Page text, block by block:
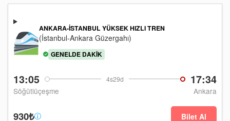
13:05 4s29d 17:34
Söğütlüçeşme Ankara
ANKARA-İSTANBUL YÜKSEK HIZLI TREN
(İstanbul-Ankara Güzergahı)
GENELDE DAKIK
930₺
Bilet Al